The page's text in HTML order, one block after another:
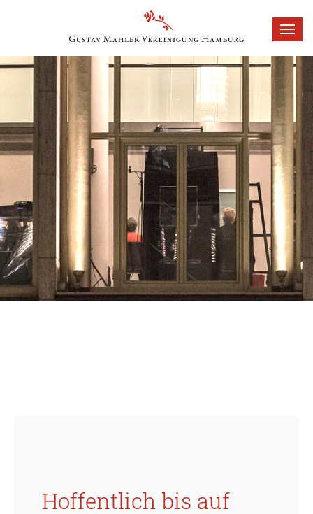
Hoffentlich bis auf